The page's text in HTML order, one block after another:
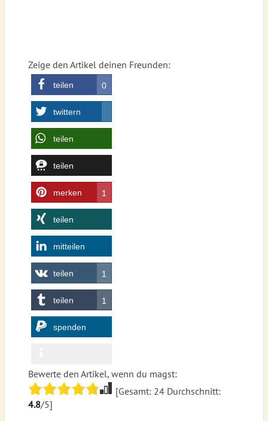
Zeige den Artikel deinen Freunden:
teilen 0
twittern
teilen
teilen
merken 1
teilen
mitteilen
teilen 1
teilen 1
spenden
Bewerte den Artikel, wenn du magst:
[Gesamt: 24Durchschnitt:
4.8/5]